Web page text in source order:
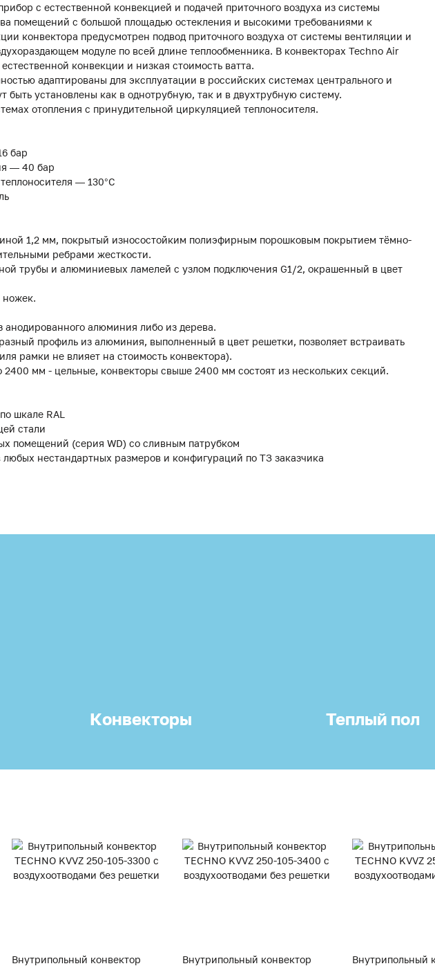
с естественной конвекцией и подачей приточного воздуха из системы
помещений с большой площадью остекления и высокими требованиями к
конвектора предусмотрен подвод приточного воздуха от системы вентиляции и
модуле по всей длине теплообменника. В конвекторах Techno Air
конвекции и низкая стоимость ватта.
адаптированы для эксплуатации в российских системах центрального и
быть установлены как в однотрубную, так и в двухтрубную систему.
отопления с принудительной циркуляцией теплоносителя.
бар
— 40 бар
— 130°С
1,2 мм, покрытый износостойким полиэфирным порошковым покрытием тёмно-
ребрами жесткости.
трубы и алюминиевых ламелей с узлом подключения G1/2, окрашенный в цвет
ножек.
алюминия либо из дерева.
профиль из алюминия, выполненный в цвет решетки, позволяет встраивать
рамки не влияет на стоимость конвектора).
мм - цельные, конвекторы свыше 2400 мм состоят из нескольких секций.
шкале RAL
стали
помещений (серия WD) со сливным патрубком
нестандартных размеров и конфигураций по ТЗ заказчика
Конвекторы Теплый пол
Внутрипольный конвектор
Внутрипольный конвектор
Внутрипольный